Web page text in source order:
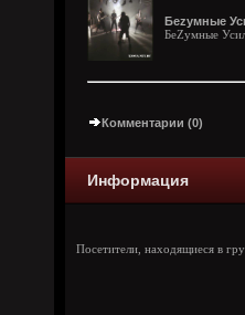
Беzумные
БеZумные
Комментарии (0)
Информация
Посетители, находящиеся в